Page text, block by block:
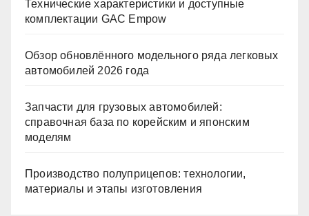
Технические характеристики и доступные
комплектации GAC Empow
Обзор обновлённого модельного ряда легковых
автомобилей 2026 года
Запчасти для грузовых автомобилей:
справочная база по корейским и японским
моделям
Производство полуприцепов: технологии,
материалы и этапы изготовления